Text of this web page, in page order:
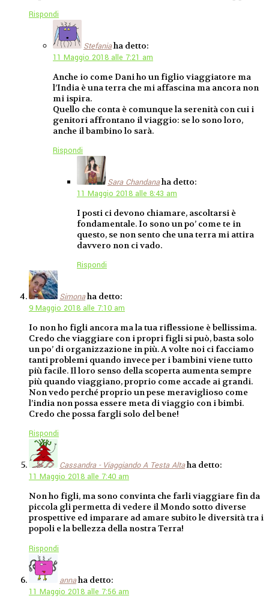
Rispondi
Stefaniaha detto:
11 Maggio 2018 alle 7:21 am
Anche io come Dani ho un figlio viaggiatore ma
l’India è una terra che mi affascina ma ancora non
mi ispira.
Quello che conta è comunque la serenità con cui i
genitori affrontano il viaggio: se lo sono loro,
anche il bambino lo sarà.
Rispondi
Sara Chandanaha detto:
11 Maggio 2018 alle 8:43 am
I posti ci devono chiamare, ascoltarsi è
fondamentale. Io sono un po’ come te in
questo, se non sento che una terra mi attira
davvero non ci vado.
Rispondi
Simonaha detto:
9 Maggio 2018 alle 7:10 am
Io non ho figli ancora ma la tua riflessione è bellissima.
Credo che viaggiare con i propri figli si può, basta solo
un po’ di organizzazione in più. A volte noi ci facciamo
tanti problemi quando invece per i bambini viene tutto
più facile. Il loro senso della scoperta aumenta sempre
più quando viaggiano, proprio come accade ai grandi.
Non vedo perché proprio un pese meraviglioso come
l’india non possa essere meta di viaggio con i bimbi.
Credo che possa fargli solo del bene!
Rispondi
Cassandra - Viaggiando A Testa Altaha detto:
11 Maggio 2018 alle 7:40 am
Non ho figli, ma sono convinta che farli viaggiare fin da
piccola gli permetta di vedere il Mondo sotto diverse
prospettive ed imparare ad amare subito le diversità tra i
popoli e la bellezza della nostra Terra!
Rispondi
annaha detto:
11 Maggio 2018 alle 7:56 am